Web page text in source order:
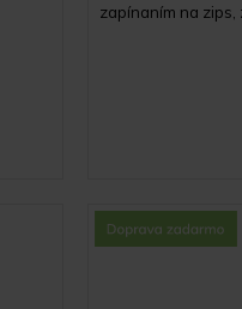
zapínaním na zips,